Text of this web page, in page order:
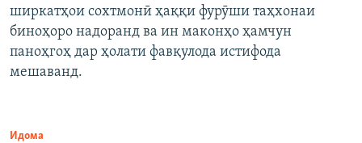
ширкатҳои сохтмонӣ ҳаққи фурӯши таҳхонаи
биноҳоро надоранд ва ин маконҳо ҳамчун
паноҳгоҳ дар ҳолати фавқулода истифода
мешаванд.
Идома